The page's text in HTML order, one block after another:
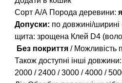
Сорт А/А Порода деревини:
Допуски: по довжині/ширині
щита: зрощена Клей D4
Без покриття / Можливість
Також доступні інші довжини:
2000 / 2400 /3000 /4000 /